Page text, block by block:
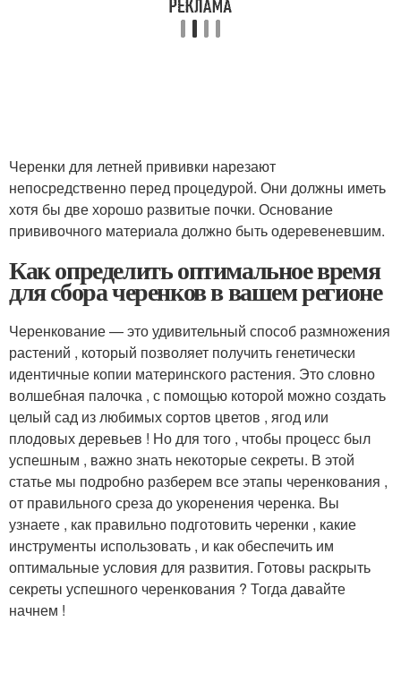
Черенки для летней прививки нарезают
непосредственно перед процедурой. Они должны иметь
хотя бы две хорошо развитые почки. Основание
прививочного материала должно быть одеревеневшим.
Как определить оптимальное время
для сбора черенков в вашем регионе
Черенкование — это удивительный способ размножения
растений , который позволяет получить генетически
идентичные копии материнского растения. Это словно
волшебная палочка , с помощью которой можно создать
целый сад из любимых сортов цветов , ягод или
плодовых деревьев ! Но для того , чтобы процесс был
успешным , важно знать некоторые секреты. В этой
статье мы подробно разберем все этапы черенкования ,
от правильного среза до укоренения черенка. Вы
узнаете , как правильно подготовить черенки , какие
инструменты использовать , и как обеспечить им
оптимальные условия для развития. Готовы раскрыть
секреты успешного черенкования ? Тогда давайте
начнем !